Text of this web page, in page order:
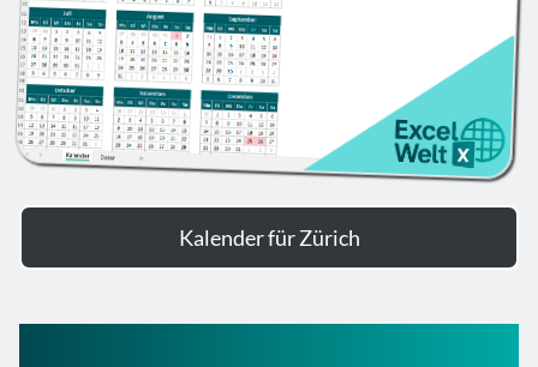
Kalender für Zürich